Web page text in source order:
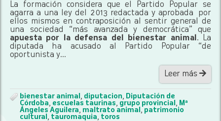
La formación considera que el Partido Popular se
agarra a una ley del 2013 redactada y aprobada por
ellos mismos en contraposición al sentir general de
una sociedad “más avanzada y democrática” que
apuesta por la defensa del bienestar animal . La
diputada ha acusado al Partido Popular “de
oportunista y...
Leer más
bienestar animal diputacion
Diputación de
Córdoba
escuelas taurinas grupo provincial
Mª
Ángeles Aguilera
maltrato animal
patrimonio
cultural
tauromaquia
toros